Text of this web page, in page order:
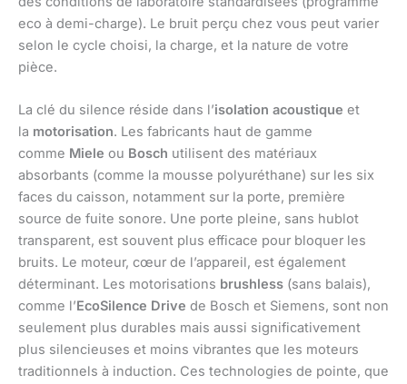
eco à demi-charge). Le bruit perçu chez vous peut varier
selon le cycle choisi, la charge, et la nature de votre
pièce.
La clé du silence réside dans l’isolation acoustique et
la motorisation. Les fabricants haut de gamme
comme Miele ou Bosch utilisent des matériaux
absorbants (comme la mousse polyuréthane) sur les six
faces du caisson, notamment sur la porte, première
source de fuite sonore. Une porte pleine, sans hublot
transparent, est souvent plus efficace pour bloquer les
bruits. Le moteur, cœur de l’appareil, est également
déterminant. Les motorisations brushless (sans balais),
comme l’EcoSilence Drive de Bosch et Siemens, sont non
seulement plus durables mais aussi significativement
plus silencieuses et moins vibrantes que les moteurs
traditionnels à induction. Ces technologies de pointe, que